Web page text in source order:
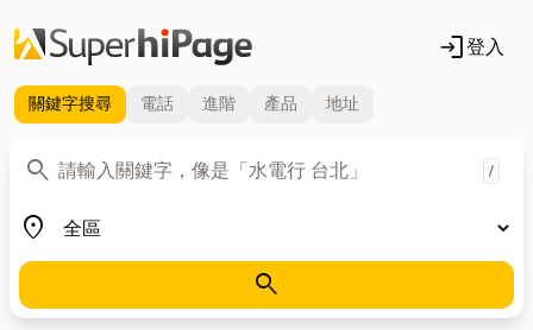
login登入
關鍵字搜尋 電話 進階 產品 地址
search
關鍵字 /
place
地區
search